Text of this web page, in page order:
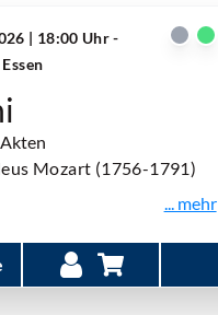
| 18:00 Uhr -
Mozart (1756-1791)
... mehr